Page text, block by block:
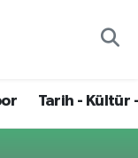
Tarih - Kültür